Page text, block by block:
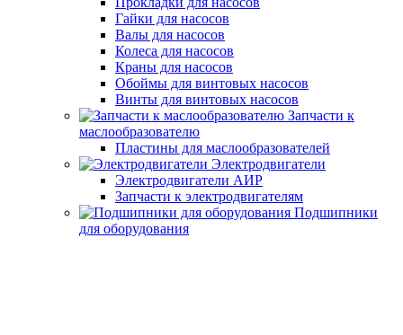
Гайки для насосов
Валы для насосов
Колеса для насосов
Краны для насосов
Обоймы для винтовых насосов
Винты для винтовых насосов
Запчасти к
маслообразователю
Пластины для маслообразователей
Электродвигатели
Электродвигатели АИР
Запчасти к электродвигателям
Подшипники
для оборудования